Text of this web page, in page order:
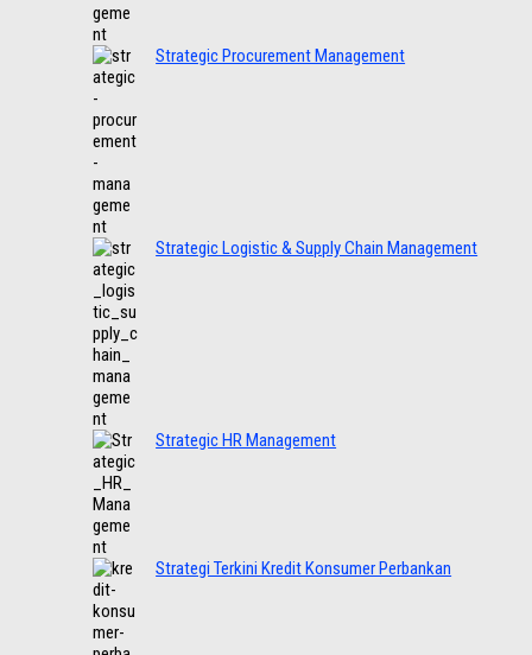
Strategic Procurement Management
Strategic Logistic & Supply Chain Management
Strategic HR Management
Strategi Terkini Kredit Konsumer Perbankan